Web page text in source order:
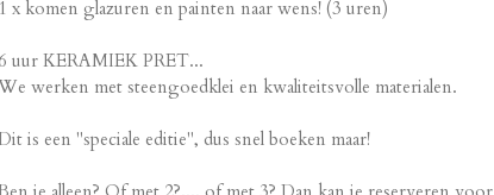
1 x komen glazuren en painten naar wens! (3 uren)
uur KERAMIEK PRET...
werken met steengoedklei en kwaliteitsvolle materialen.
is een "speciale editie", dus snel boeken maar!